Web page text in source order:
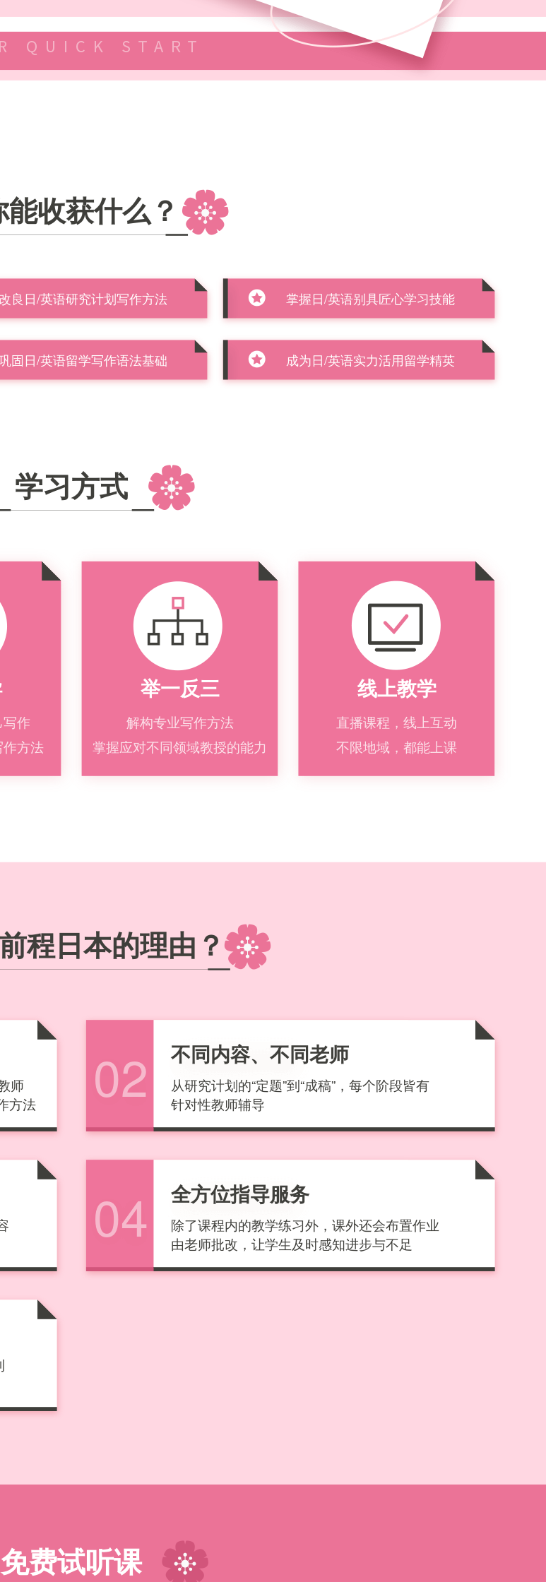
收获什么？
改良日/英语研究计划写作方法 掌握日/英语别具匠心学习技能
固日/英语留学写作语法基础 成为日/英语实力活用留学精英
学习方式
作
方法
举一反三
解构专业写作方法
掌握应对不同领域教授的能力
线上教学
直播课程，线上互动
不限地域，都能上课
程日本的理由？
师
方法
02 不同内容、不同老师
从研究计划的“定题”到“成稿”，每个阶段皆有
针对性教师辅导
04 全方位指导服务
除了课程内的教学练习外，课外还会布置作业
由老师批改，让学生及时感知进步与不足
免费试听课